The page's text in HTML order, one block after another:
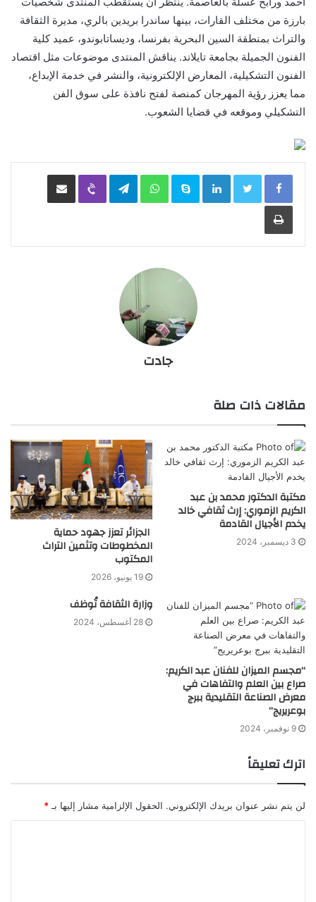
بارزة من مختلف القارات، بينها ساندرا بريدين بالري، مديرة الثقافة
والتراث بمنطقة السين البحرية بفرنسا، وديساتابوندو، عميد كلية
الفنون الجميلة بجامعة تايلاند. يناقش المنتدى موضوعات مثل اقتصاد
الفنون التشكيلية، المعارض الإلكترونية، والنشر في خدمة الإبداع،
مما يعزز رؤية المهرجان كمنصة لفتح نافذة على سوق الفن
التشكيلي وموقعه في قضايا الشعوب.
LinkedIn
Skype
WhatsApp
Telegram
Viber مشاركة عبر البريد
طباعة
جادت
مقالات ذات صلة
مكتبة الدكتور محمد بن عبد
الكريم الزموري: إرث ثقافي خالد
يخدم الأجيال القادمة
3 ديسمبر، 2024 الجزائر تعزز جهود حماية
المخطوطات وتثمين التراث
المكتوب
19 يونيو، 2026
“مجسم الميزان للفنان عبد الكريم:
صراع بين العلم والتفاهات في
معرض الصناعة التقليدية ببرج
بوعريريج”
9 نوفمبر، 2024
وزارة الثقافة تُوظف
28 أغسطس، 2024
اترك تعليقاً
لن يتم نشر عنوان بريدك الإلكتروني. الحقول الإلزامية مشار إليها بـ *